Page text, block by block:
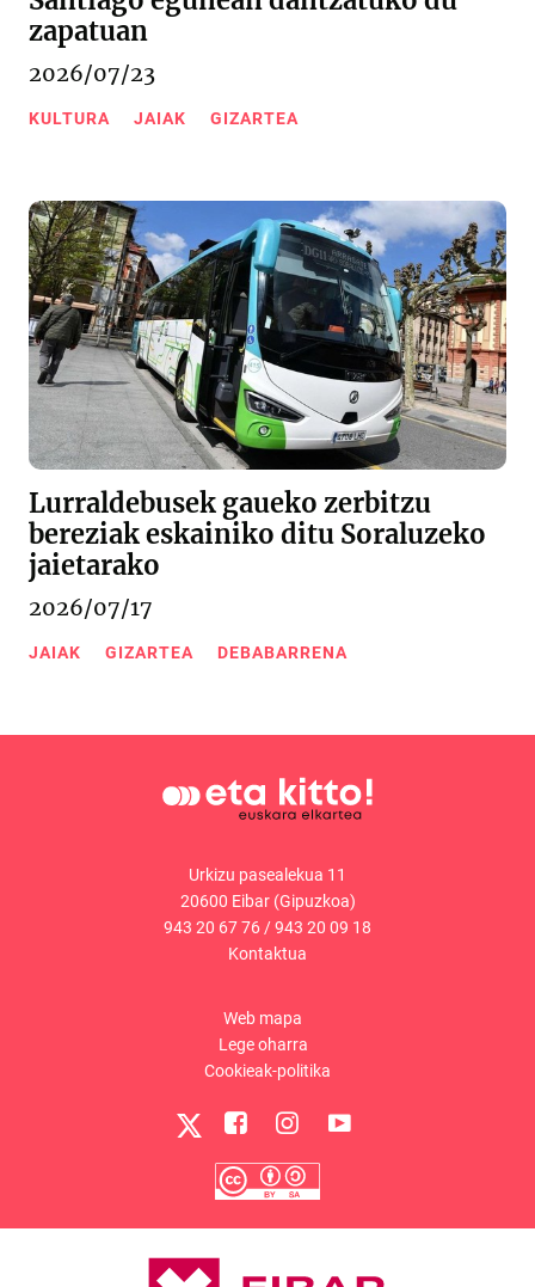
zapatuan
2026/07/23
KULTURA JAIAK GIZARTEA
Lurraldebusek gaueko zerbitzu
bereziak eskainiko ditu Soraluzeko
jaietarako
2026/07/17
JAIAK GIZARTEA DEBABARRENA
Urkizu pasealekua 11
20600 Eibar (Gipuzkoa)
943 20 67 76/943 20 09 18
Kontaktua
Web mapa
Lege oharra
Cookieak-politika